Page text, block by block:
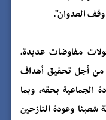
العدوان".
مفاوضات عديدة،
من أجل تحقيق أهداف
الجماعية بحقه، وبما
شعبنا وعودة النازحين